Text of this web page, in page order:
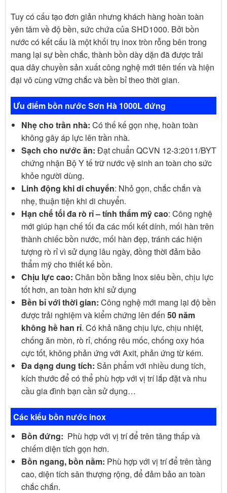
Tuy có cấu tạo đơn giản nhưng khách hàng hoàn toàn
yên tâm về độ bền, sức chứa của SHD1000. Bởi bồn
nước có kết cấu là một khối trụ inox tròn rỗng bên trong
mang lại sự bền chắc, thành bồn dày dặn đã được trải
qua dây chuyền sản xuất công nghệ mới tiên tiến và hiện
đại vô cùng vững chắc và bền bỉ theo thời gian.
Ưu điểm bồn nước Sơn Hà 1000L đứng
Nhẹ cho trần nhà: Có thế kế gọn nhẹ, hoàn toàn
không gây áp lực lên trần nhà.
Sạch cho nước ăn: Đạt chuẩn QCVN 12-3:2011/BYT
chứng nhận Bộ Y tế trữ nước vệ sinh an toàn cho sức
khỏe người dùng.
Linh động khi di chuyển: Nhỏ gọn, chắc chắn và
nhẹ, thuận tiện khi di chuyển.
Hạn chế tối đa rò rỉ – tính thẩm mỹ cao: Công nghệ
mới giúp hạn chế tối đa các mối kết dính, mối hàn trên
thành chiếc bồn nước, mối hàn đẹp, tránh các hiện
tượng rò rỉ vì sử dụng lâu ngày, đồng thời đảm bảo
thẩm mỹ cho thiết kế bồn.
Chịu lực cao: Chân bồn bằng Inox siêu bền, chịu lực
tốt hơn, an toàn hơn khi sử dụng
Bền bỉ với thời gian: Công nghệ mới mang lại độ bền
được trải nghiệm và kiểm chứng lên đến 50 năm
không hề han rỉ. Có khả năng chịu lực, chịu nhiệt,
chống ăn mòn, rò rỉ, chống rêu mốc, chống oxy hóa
cực tốt, không phản ứng với Axit, phản ứng từ kém.
Đa dạng dung tích: Sản phẩm với nhiều dung tích,
kích thước để có thể phù hợp với vị trí lắp đặt và nhu
cầu gia đình bạn cần sử dụng…
Các kiểu bồn nước inox
Bồn đứng: Phù hợp với vị trí để trên tâng thấp và
chiếm diện tích gọn hơn.
Bồn ngang, bồn nằm: Phù hợp với vị trí để trên tầng
cao, diện tích sân thượng rộng, để đảm bảo an toàn
chắc chắn.